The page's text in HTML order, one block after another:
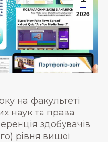
2026
на факультеті
наук та права
здобувачів
рівня вищої